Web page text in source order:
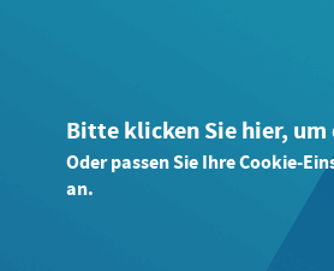
Bitte klicken Sie hier,
Oder passen Sie Ihre Cookie-
an.